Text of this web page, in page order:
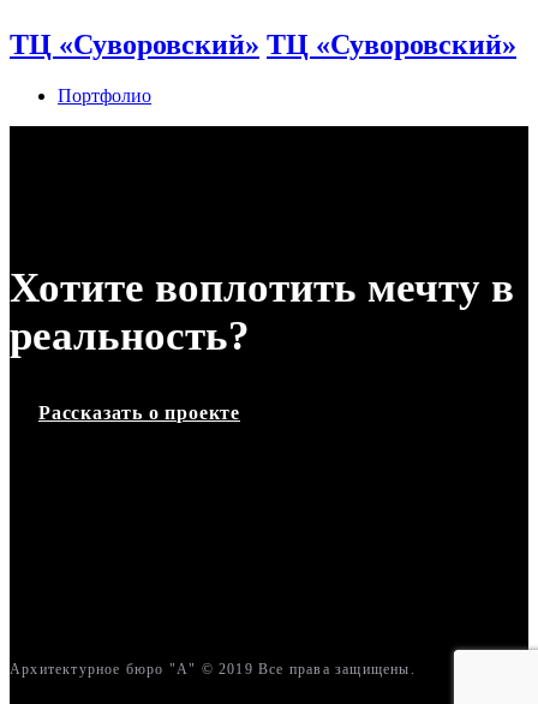
ТЦ «Суворовский» ТЦ «Суворовский»
Портфолио
Хотите воплотить мечту в
реальность?
Рассказать о проекте
Архитектурное бюро "А" © 2019 Все права защищены.